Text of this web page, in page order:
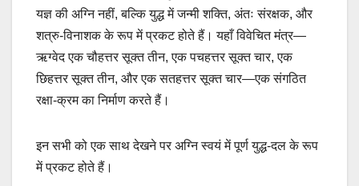
यज्ञ की अग्नि नहीं, बल्कि युद्ध में जन्मी शक्ति, अंतः संरक्षक, और
शत्रु-विनाशक के रूप में प्रकट होते हैं। यहाँ विवेचित मंत्र—
ऋग्वेद एक चौहत्तर सूक्त तीन, एक पचहत्तर सूक्त चार, एक
छिहत्तर सूक्त तीन, और एक सतहत्तर सूक्त चार—एक संगठित
रक्षा-क्रम का निर्माण करते हैं।
इन सभी को एक साथ देखने पर अग्नि स्वयं में पूर्ण युद्ध-दल के रूप
में प्रकट होते हैं।